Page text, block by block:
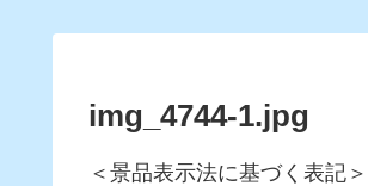
img_4744-1.jpg
＜景品表示法に基づく表記